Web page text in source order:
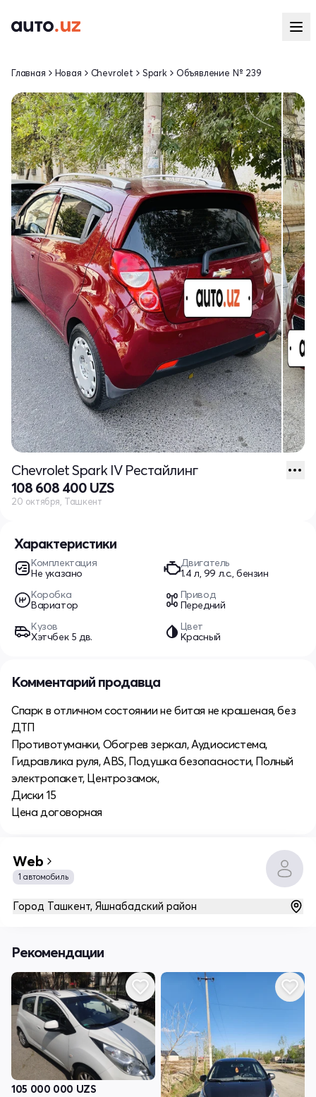
Характеристики
Комплектация
Не указано
Двигатель
1.4 л, 99 л.с., бензин
Коробка
Вариатор
Привод
Передний
Кузов
Хэтчбек 5 дв.
Цвет
Красный
Главная Новая Chevrolet Spark Объявление № 239
Chevrolet Spark IV Рестайлинг
108 608 400 UZS
20 октября, Ташкент
Комментарий продавца
Спарк в отличном состоянии не битая не крашеная, без
ДТП
Противотуманки, Обогрев зеркал, Аудиосистема,
Гидравлика руля, ABS, Подушка безопасности, Полный
электропакет, Центрозамок,
Диски 15
Цена договорная
Web
1 автомобиль
Город Ташкент, Яшнабадский район
Рекомендации
105 000 000 UZS